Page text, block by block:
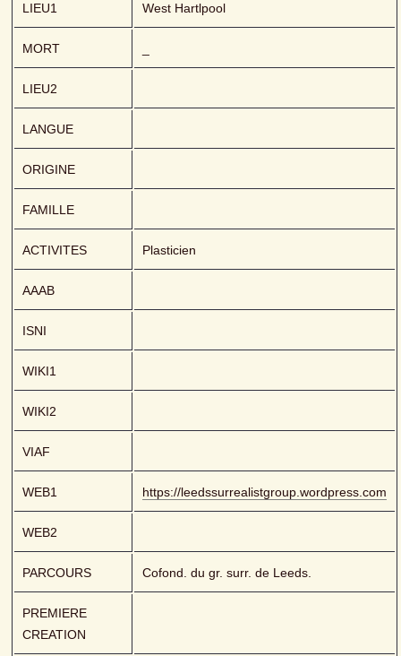
LIEU1 West Hartlpool
MORT
LIEU2
LANGUE
ORIGINE
FAMILLE
ACTIVITES Plasticien
AAAB
ISNI
WIKI1
WIKI2
VIAF
WEB1 https://leedssurrealistgroup.wordpress.com
WEB2
PARCOURS Cofond. du gr. surr. de Leeds.
PREMIERE
CREATION